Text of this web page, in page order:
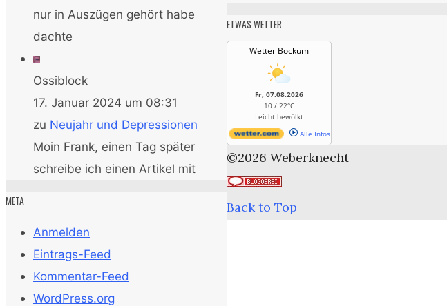
nur in Auszügen gehört habe
dachte
Ossiblock
17. Januar 2024 um 08:31
zu Neujahr und Depressionen
Moin Frank, einen Tag später
schreibe ich einen Artikel mit
META
Anmelden
Eintrags-Feed
Kommentar-Feed
WordPress.org
ETWAS WETTER
Wetter Bockum
Fr, 07.08.2026
10 / 22°C
Leicht bewölkt
Alle Infos
©2026 Weberknecht
Back to Top